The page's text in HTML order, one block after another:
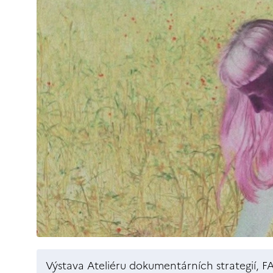
Výstava Ateliéru dokumentárních strategií,